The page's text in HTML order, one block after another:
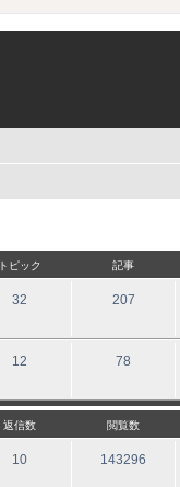
トピック 記事
32 207
12 78
返信数 閲覧数
10 143296